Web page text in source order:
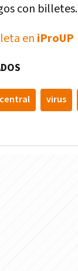
con billetes.
en iProUP
virus